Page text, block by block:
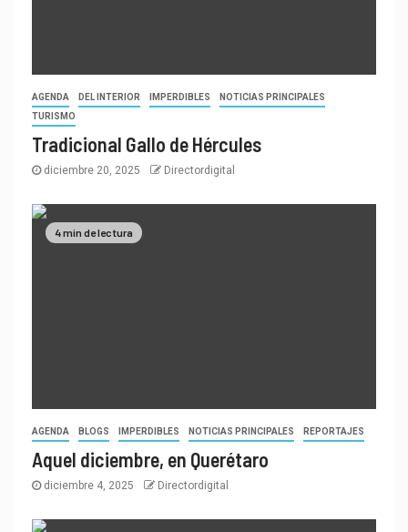
AGENDA DEL INTERIOR IMPERDIBLES
NOTICIAS PRINCIPALES
TURISMO
Tradicional Gallo de Hércules
diciembre 20, 2025 Directordigital
4 min de lectura
AGENDA BLOGS IMPERDIBLES NOTICIAS PRINCIPALES REPORTAJES
Aquel diciembre, en Querétaro
diciembre 4, 2025 Directordigital